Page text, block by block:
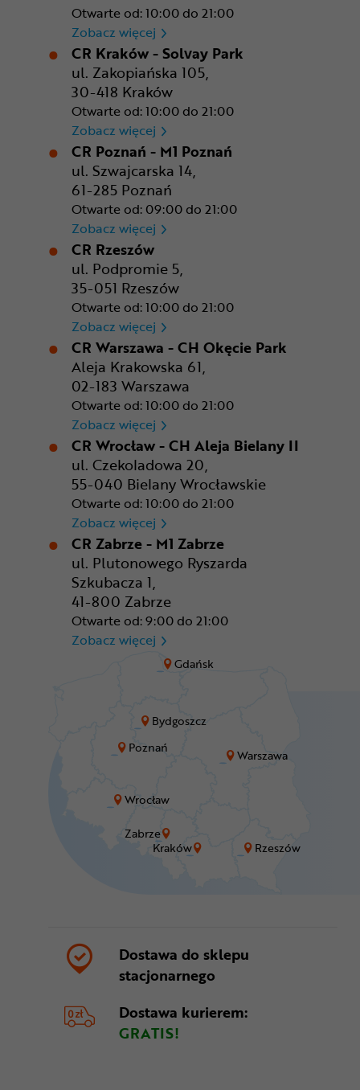
Bydgoszcz
Gdańsk
Kraków
Poznań
Rzeszów
Warszawa
Wrocław
Zabrze
Otwarte od: 10:00 do 21:00
Zobacz więcej CR Gdańsk - Morski Park
CR Kraków - Solvay Park
ul. Zakopiańska 105,
30-418 Kraków
Otwarte od: 10:00 do 21:00
Zobacz więcej CR Kraków - Solvay Park
CR Poznań - M1 Poznań
ul. Szwajcarska 14,
61-285 Poznań
Otwarte od: 09:00 do 21:00
Zobacz więcej CR Poznań - M1 Poznań
CR Rzeszów
ul. Podpromie 5,
35-051 Rzeszów
Otwarte od: 10:00 do 21:00
Zobacz więcej CR Rzeszów
CR Warszawa - CH Okęcie Park
Aleja Krakowska 61,
02-183 Warszawa
Otwarte od: 10:00 do 21:00
Zobacz więcej CR Warszawa - CH Okęcie
CR Wrocław - CH Aleja Bielany II
ul. Czekoladowa 20,
55-040 Bielany Wrocławskie
Otwarte od: 10:00 do 21:00
Zobacz więcej CR Wrocław - CH Aleja
CR Zabrze - M1 Zabrze
ul. Plutonowego Ryszarda
Szkubacza 1,
41-800 Zabrze
Otwarte od: 9:00 do 21:00
Zobacz więcej CR Zabrze - M1 Zabrze
Dostawa do sklepu
stacjonarnego
Dostawa kurierem:
GRATIS!